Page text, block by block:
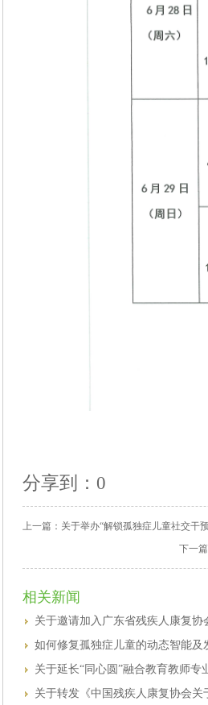
分享到： 0
上一篇： 关于举办“解锁孤独症儿童社交
下一
相关新闻
关于邀请加入广东省残疾人康复协
如何修复孤独症儿童的动态智能
关于延长“同心圆”融合教育教师
关于转发《中国残疾人康复协会